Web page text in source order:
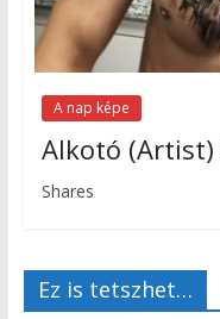
A nap képe
Alkotó (Artist)
Shares
Ez is tetszhet…